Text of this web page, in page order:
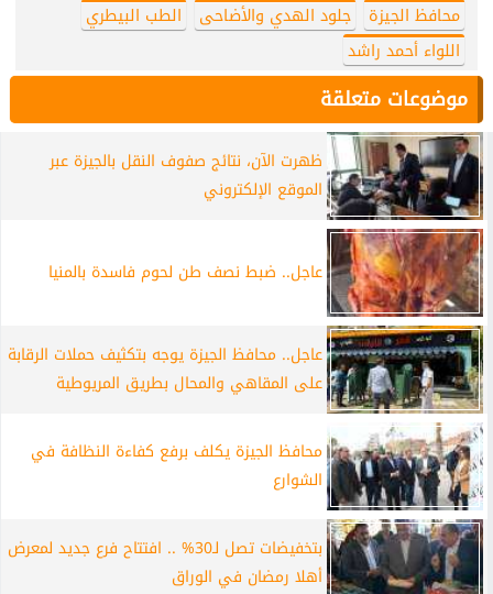
محافظ الجيزة جلود الهدي والأضاحى
الطب البيطري
اللواء أحمد راشد
موضوعات متعلقة
ظهرت الآن، نتائج صفوف النقل بالجيزة عبر
الموقع الإلكتروني
عاجل.. ضبط نصف طن لحوم فاسدة بالمنيا
عاجل.. محافظ الجيزة يوجه بتكثيف حملات الرقابة
على المقاهي والمحال بطريق المريوطية
محافظ الجيزة يكلف برفع كفاءة النظافة في
الشوارع
بتخفيضات تصل لـ30% .. افتتاح فرع جديد لمعرض
أهلا رمضان في الوراق